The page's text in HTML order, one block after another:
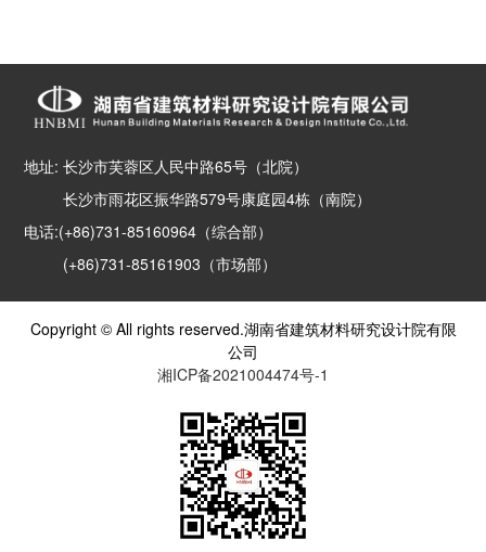
地址: 长沙市芙蓉区人民中路65号（北院）
长沙市雨花区振华路579号康庭园4栋（南院）
电话:(+86)731-85160964（综合部）
(+86)731-85161903（市场部）
Copyright © All rights reserved.湖南省建筑材料研究设计院有限
公司
湘ICP备2021004474号-1